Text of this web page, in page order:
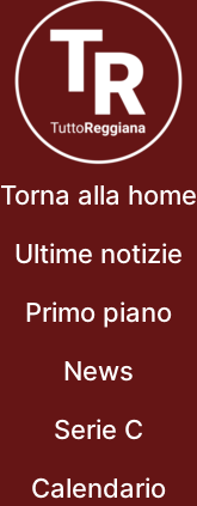
Torna alla home
Ultime notizie
Primo piano
News
Serie C
Calendario